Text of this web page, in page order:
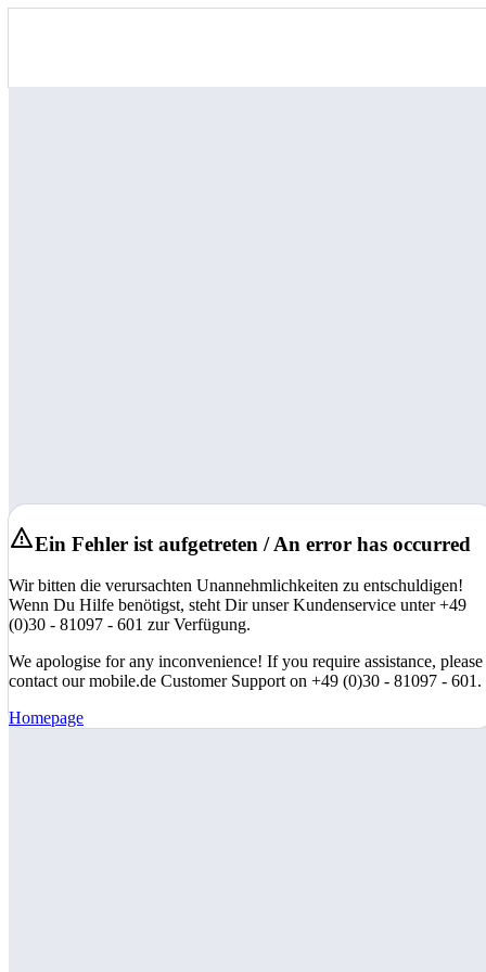
Ein Fehler ist aufgetreten / An error has occurred
Wir bitten die verursachten Unannehmlichkeiten zu entschuldigen!
Wenn Du Hilfe benötigst, steht Dir unser Kundenservice unter +49
(0)30 - 81097 - 601 zur Verfügung.
We apologise for any inconvenience! If you require assistance, please
contact our mobile.de Customer Support on +49 (0)30 - 81097 - 601.
Homepage